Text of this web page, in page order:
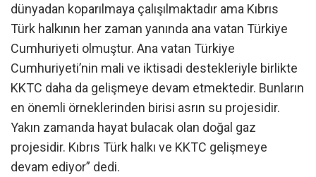
dünyadan koparılmaya çalışılmaktadır ama Kıbrıs
Türk halkının her zaman yanında ana vatan Türkiye
Cumhuriyeti olmuştur. Ana vatan Türkiye
Cumhuriyeti’nin mali ve iktisadi destekleriyle birlikte
KKTC daha da gelişmeye devam etmektedir. Bunların
en önemli örneklerinden birisi asrın su projesidir.
Yakın zamanda hayat bulacak olan doğal gaz
projesidir. Kıbrıs Türk halkı ve KKTC gelişmeye
devam ediyor” dedi.